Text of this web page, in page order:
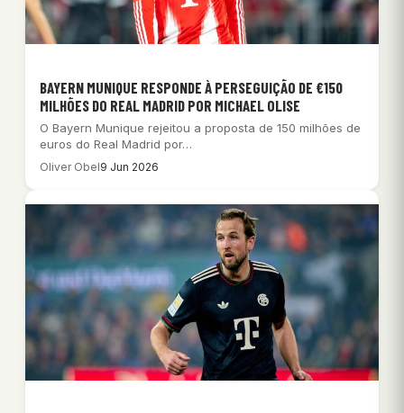
BAYERN MUNIQUE RESPONDE À PERSEGUIÇÃO DE €150
MILHÕES DO REAL MADRID POR MICHAEL OLISE
O Bayern Munique rejeitou a proposta de 150 milhões de
euros do Real Madrid por…
Oliver Obel9 Jun 2026